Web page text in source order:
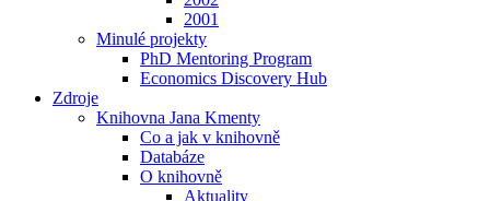
2001
Minulé projekty
PhD Mentoring Program
Economics Discovery Hub
Zdroje
Knihovna Jana Kmenty
Co a jak v knihovně
Databáze
O knihovně
Aktuality